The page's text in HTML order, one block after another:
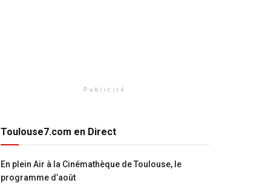
Publicité
Toulouse7.com en Direct
En plein Air à la Cinémathèque de Toulouse, le
programme d’août